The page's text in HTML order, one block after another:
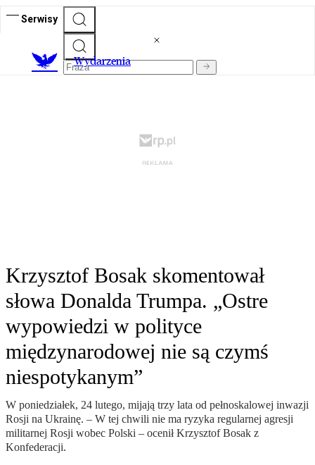
Serwisy
Wydarzenia
Krzysztof Bosak skomentował
słowa Donalda Trumpa. „Ostre
wypowiedzi w polityce
międzynarodowej nie są czymś
niespotykanym”
W poniedziałek, 24 lutego, mijają trzy lata od pełnoskalowej inwazji
Rosji na Ukrainę. – W tej chwili nie ma ryzyka regularnej agresji
militarnej Rosji wobec Polski – ocenił Krzysztof Bosak z
Konfederacji.